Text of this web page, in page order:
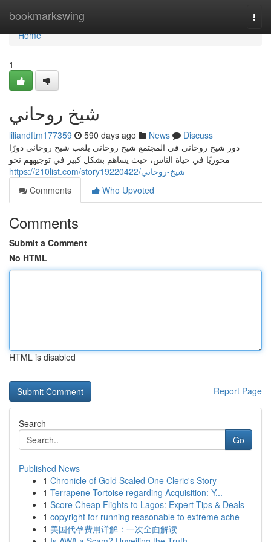
bookmarkswing
Home
Home
1
شيخ روحاني
liliandftm177359 590 days ago News
Discuss
دور شيخ روحاني في المجتمع شيخ روحاني يلعب شيخ روحاني دورًا
محوريًا في حياة الناس، حيث يساهم بشكل كبير في توجيههم نحو
https://210list.com/story19220422/شيخ-روحاني
Comments
Who Upvoted
Comments
Submit a Comment
No HTML
HTML is disabled
Report Page
Search
Go
Published News
1 Chronicle of Gold Scaled One Cleric's Story
1 Terrapene Tortoise regarding Acquisition: Y...
1 Score Cheap Flights to Lagos: Expert Tips & Deals
1 copyright for running reasonable to extreme ache
1 美国代孕费用详解：一次全面解读